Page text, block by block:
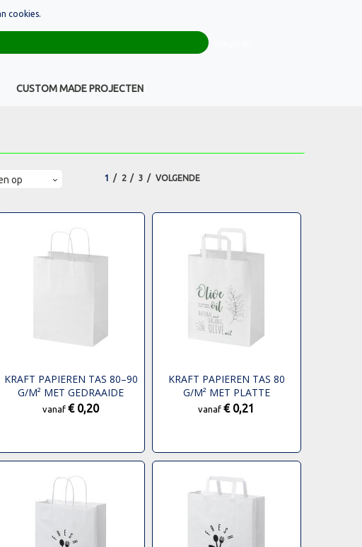
+32(0)16 43 54 19
CUSTOM MADE PROJECTEN
1 2 3 VOLGENDE
KRAFT PAPIEREN TAS 80–90
G/M² MET GEDRAAIDE
HANDVATTEN – 25 X 15 X 32
vanaf€ 0,20
KRAFT PAPIEREN TAS 80
G/M² MET PLATTE
HANDVATTEN – 25 X 15 X 32
vanaf€ 0,21
cookies.